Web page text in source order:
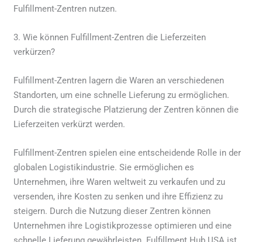
Fulfillment-Zentren nutzen.
3. Wie können Fulfillment-Zentren die Lieferzeiten
verkürzen?
Fulfillment-Zentren lagern die Waren an verschiedenen
Standorten, um eine schnelle Lieferung zu ermöglichen.
Durch die strategische Platzierung der Zentren können die
Lieferzeiten verkürzt werden.
Fulfillment-Zentren spielen eine entscheidende Rolle in der
globalen Logistikindustrie. Sie ermöglichen es
Unternehmen, ihre Waren weltweit zu verkaufen und zu
versenden, ihre Kosten zu senken und ihre Effizienz zu
steigern. Durch die Nutzung dieser Zentren können
Unternehmen ihre Logistikprozesse optimieren und eine